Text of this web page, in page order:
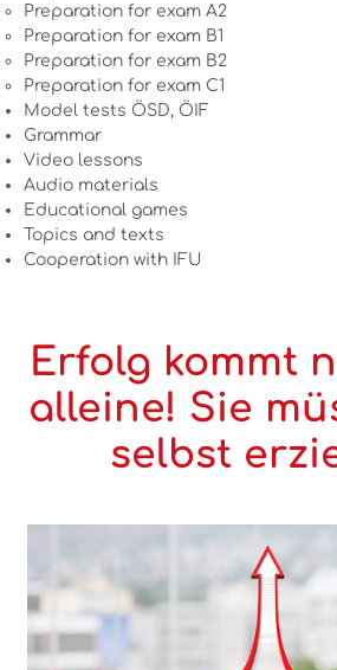
Preparation for exam A2
Preparation for exam B1
Preparation for exam B2
Preparation for exam C1
Model tests ÖSD, ÖIF
Grammar
Video lessons
Audio materials
Educational games
Topics and texts
Cooperation with IFU
Erfolg kommt
alleine! Sie
selbst